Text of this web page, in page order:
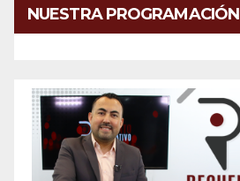
NUESTRA PROGRAMACIÓN